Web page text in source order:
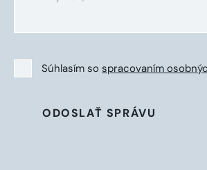
Súhlasím so spracovaním
ODOSLAŤ SPRÁVU